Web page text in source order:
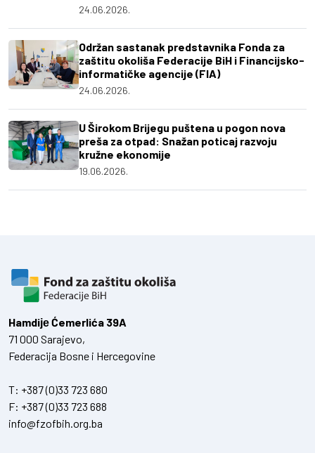
24.06.2026.
Održan sastanak predstavnika Fonda za
zaštitu okoliša Federacije BiH i Financijsko-
informatičke agencije (FIA)
24.06.2026.
U Širokom Brijegu puštena u pogon nova
preša za otpad: Snažan poticaj razvoju
kružne ekonomije
19.06.2026.
Hamdiје Ćemerlića 39A
71 000 Sarajevo,
Federacija Bosne i Hercegovine
T: +387 (0)33 723 680
F: +387 (0)33 723 688
info@fzofbih.org.ba